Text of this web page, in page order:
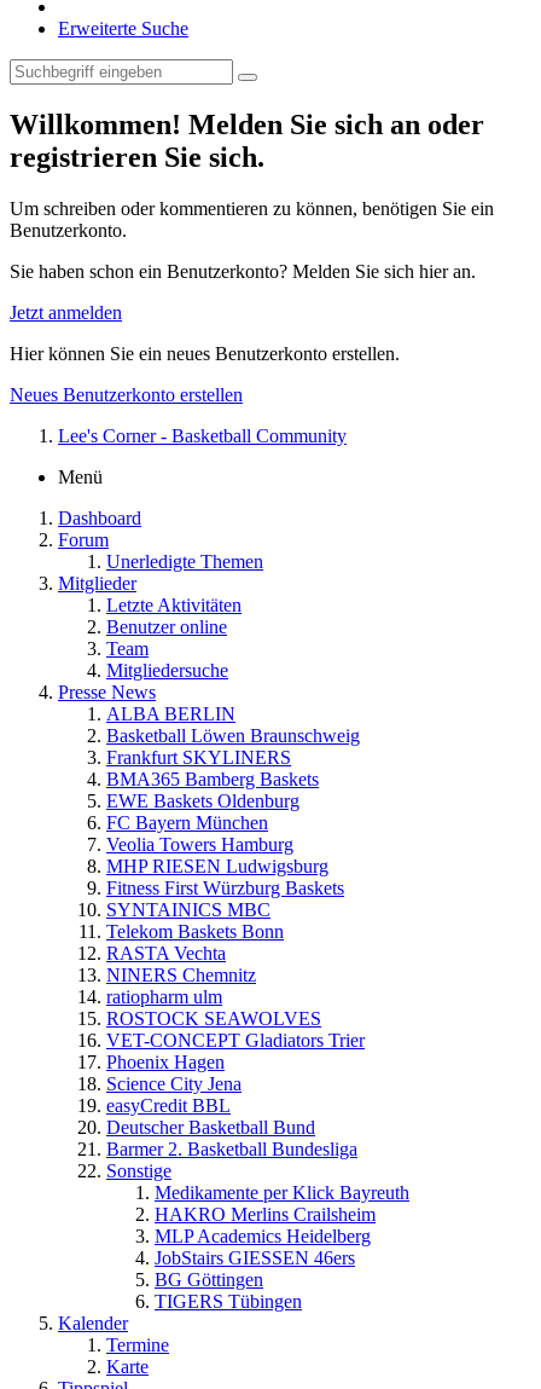
Erweiterte Suche
Willkommen! Melden Sie sich an oder
registrieren Sie sich.
Um schreiben oder kommentieren zu können, benötigen Sie ein
Benutzerkonto.
Sie haben schon ein Benutzerkonto? Melden Sie sich hier an.
Jetzt anmelden
Hier können Sie ein neues Benutzerkonto erstellen.
Neues Benutzerkonto erstellen
Lee's Corner - Basketball Community
Menü
Dashboard
Forum
Unerledigte Themen
Mitglieder
Letzte Aktivitäten
Benutzer online
Team
Mitgliedersuche
Presse News
ALBA BERLIN
Basketball Löwen Braunschweig
Frankfurt SKYLINERS
BMA365 Bamberg Baskets
EWE Baskets Oldenburg
FC Bayern München
Veolia Towers Hamburg
MHP RIESEN Ludwigsburg
Fitness First Würzburg Baskets
SYNTAINICS MBC
Telekom Baskets Bonn
RASTA Vechta
NINERS Chemnitz
ratiopharm ulm
ROSTOCK SEAWOLVES
VET-CONCEPT Gladiators Trier
Phoenix Hagen
Science City Jena
easyCredit BBL
Deutscher Basketball Bund
Barmer 2. Basketball Bundesliga
Sonstige
Medikamente per Klick Bayreuth
HAKRO Merlins Crailsheim
MLP Academics Heidelberg
JobStairs GIESSEN 46ers
BG Göttingen
TIGERS Tübingen
Kalender
Termine
Karte